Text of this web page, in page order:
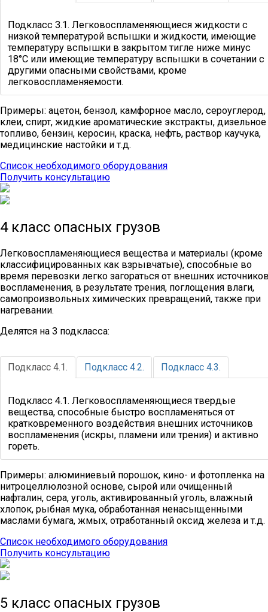
Подкласс 3.1. Легковоспламеняющиеся жидкости с
низкой температурой вспышки и жидкости, имеющие
температуру вспышки в закрытом тигле ниже минус
18°С или имеющие температуру вспышки в сочетании с
другими опасными свойствами, кроме
легковоспламеняемости.
Примеры: ацетон, бензол, камфорное масло, сероуглерод,
клеи, спирт, жидкие ароматические экстракты, дизельное
топливо, бензин, керосин, краска, нефть, раствор каучука,
медицинские настойки и т.д.
Список необходимого оборудования
Получить консультацию
4 класс опасных грузов
Легковоспламеняющиеся вещества и материалы (кроме
классифицированных как взрывчатые), способные во
время перевозки легко загораться от внешних
воспламенения, в результате трения, поглощения влаги,
самопроизвольных химических превращений, также при
нагревании.
Делятся на 3 подкласса:
Подкласс 4.1. Подкласс 4.2. Подкласс 4.3.
Подкласс 4.1. Легковоспламеняющиеся твердые
вещества, способные быстро воспламеняться от
кратковременного воздействия внешних источников
воспламенения (искры, пламени или трения) и активно
гореть.
Примеры: алюминиевый порошок, кино- и фотопленка на
нитроцеллюлозной основе, сырой или очищенный
нафталин, сера, уголь, активированный уголь, влажный
хлопок, рыбная мука, обработанная ненасыщенными
маслами бумага, жмых, отработанный оксид железа и т.д.
Список необходимого оборудования
Получить консультацию
5 класс опасных грузов